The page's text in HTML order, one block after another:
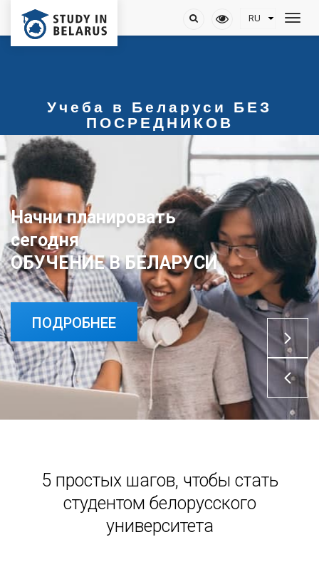
Учеба в Беларуси БЕЗ
ПОСРЕДНИКОВ
Начни планировать
сегодня
ОБУЧЕНИЕ В БЕЛАРУСИ
ПОДРОБНЕЕ
ОБУЧЕНИЕ В БЕЛАРУСИ
ПОДРОБНЕЕ
5 простых шагов, чтобы стать
студентом белорусского
университета